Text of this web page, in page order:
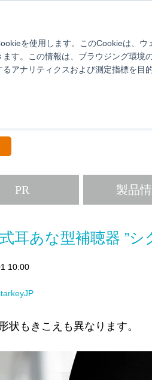
を使用します。このCookieは、
す。この情報は、ブラウジング環
アナリティクスおよび測定指標を目
PR 製品
耳あな型補聴器 ”シ
10:00
状もきこえも異なります。